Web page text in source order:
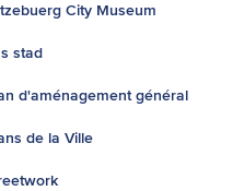
City Museum
stad
d'aménagement général
de la Ville